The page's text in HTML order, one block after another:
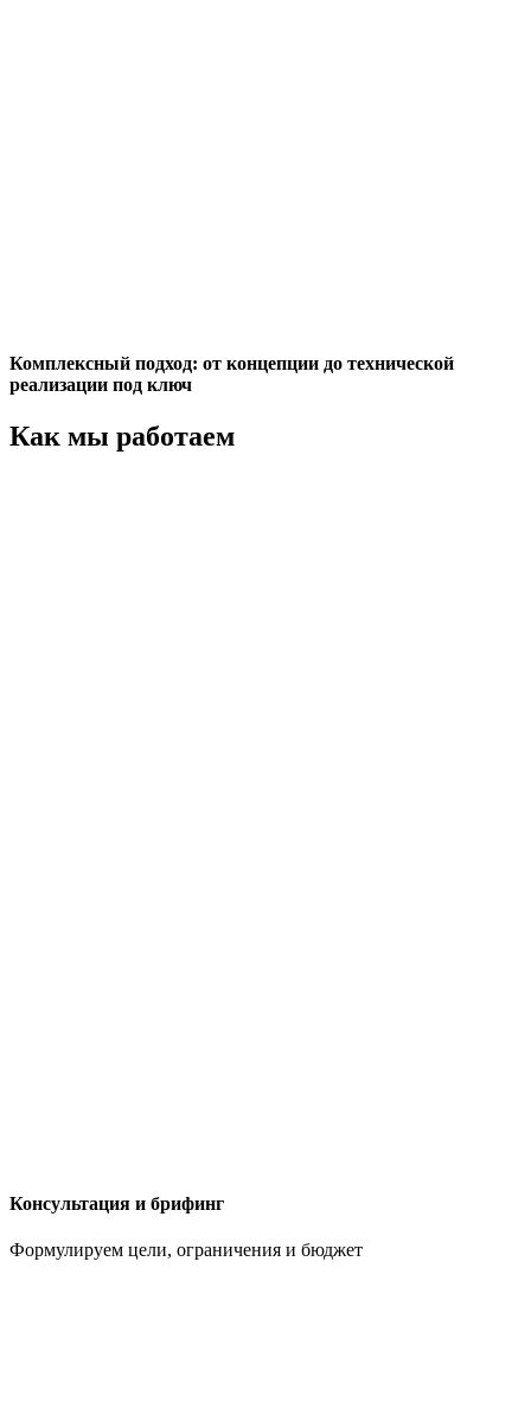
Комплексный подход: от концепции до технической
реализации под ключ
Как мы работаем
Консультация и брифинг
Формулируем цели, ограничения и бюджет